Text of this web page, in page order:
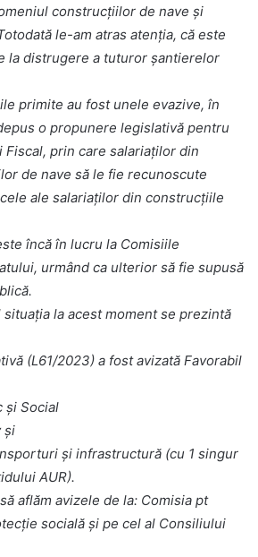
construcţiilor de nave şi
le-am atras atenția, că este
la distrugere a tuturor șantierelor
primite au fost unele evazive, în
o propunere legislativă pentru
Fiscal, prin care salariaților din
de nave să le fie recunoscute
ale salariaților din construcțiile
încă în lucru la Comisiile
urmând ca ulterior să fie supusă
la acest moment se prezintă
(L61/2023) a fost avizată Favorabil
și Social
și
și infrastructură (cu 1 singur
AUR).
aflăm avizele de la: Comisia pt
socială și pe cel al Consiliului